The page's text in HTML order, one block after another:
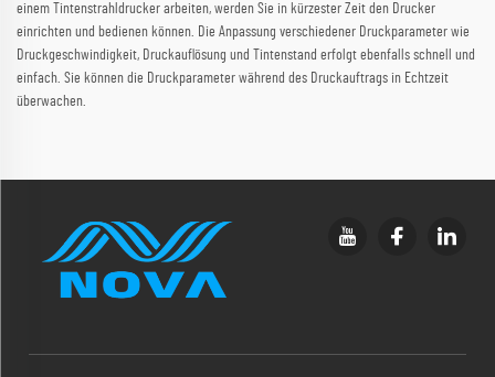
einem Tintenstrahldrucker arbeiten, werden Sie in kürzester Zeit den Drucker
einrichten und bedienen können. Die Anpassung verschiedener Druckparameter wie
Druckgeschwindigkeit, Druckauflösung und Tintenstand erfolgt ebenfalls schnell und
einfach. Sie können die Druckparameter während des Druckauftrags in Echtzeit
überwachen.